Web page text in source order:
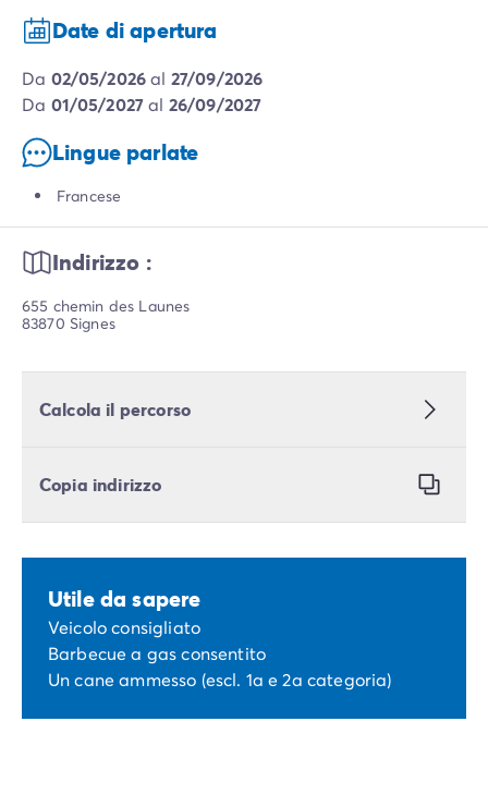
Date di apertura
da 02/05/2026al 27/09/2026
da 01/05/2027al 26/09/2027
Lingue parlate
Francese
Indirizzo :
655 chemin des Launes
83870 Signes
Calcola il percorso
Copia indirizzo
Utile da sapere
Veicolo consigliato
Barbecue a gas consentito
Un cane ammesso (escl. 1a e 2a categoria)